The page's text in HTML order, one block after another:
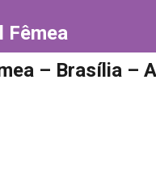
Fêmea
– Brasília –